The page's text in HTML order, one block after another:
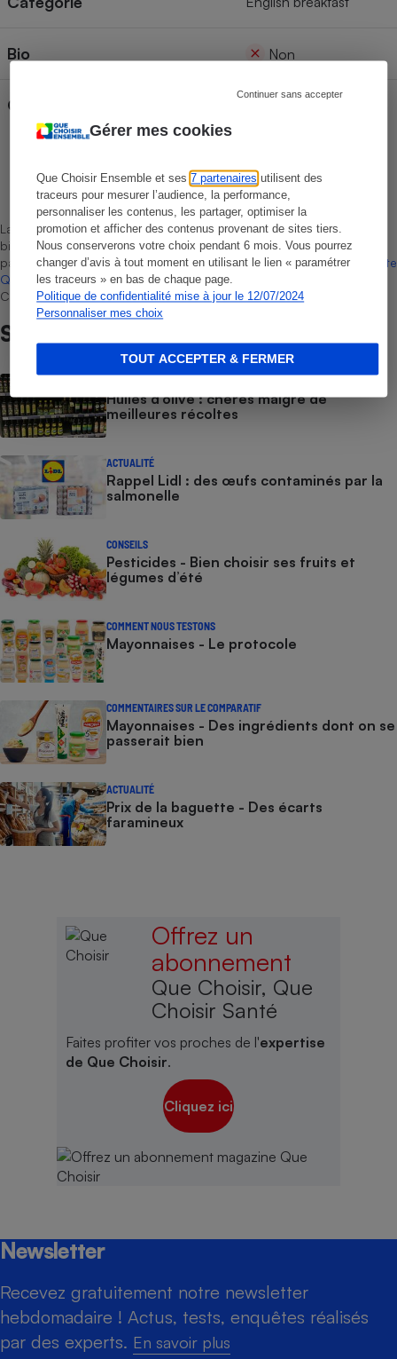
Gérer mes cookies
Que Choisir Ensemble et ses7 partenaires utilisent des
traceurs pour mesurer l’audience, la performance,
personnaliser les contenus, les partager, optimiser la
promotion et afficher des contenus provenant de sites tiers.
Nous conserverons votre choix pendant 6 mois. Vous pourrez
changer d’avis à tout moment en utilisant le lien « paramétrer
les traceurs » en bas de chaque page.
Politique de confidentialité mise à jour le 12/07/2024
Personnaliser mes choix
Continuer sans accepter
TOUT ACCEPTER & FERMER
Bio Non
Origine Non précisée
Cécile Lelasseux
Rédactrice technique
La sélection de produits ou services est représentative du marché,
bien que non-exhaustive. À l’exception des autorisations données
par Bureau Veritas Certification conformément aux règles de
La Note
Que Choisir, il n’existe aucune relation contractuelle entre Que
Choisir Ensemble et les professionnels référencés.
Sur le même sujet
Huiles d’olive : chères malgré de
meilleures récoltes
ACTUALITÉ
Rappel Lidl : des œufs contaminés par la
salmonelle
CONSEILS
Pesticides - Bien choisir ses fruits et
légumes d’été
COMMENT NOUS TESTONS
Mayonnaises - Le protocole
COMMENTAIRES SUR LE COMPARATIF
Mayonnaises - Des ingrédients dont on se
passerait bien
ACTUALITÉ
Prix de la baguette - Des écarts
faramineux
Offrez un
abonnement
Que Choisir, Que
Choisir Santé
Faites profiter vos proches de l'expertise
de Que Choisir.
Cliquez ici
Newsletter
Recevez gratuitement notre newsletter
hebdomadaire ! Actus, tests, enquêtes réalisés
par des experts. En savoir plus